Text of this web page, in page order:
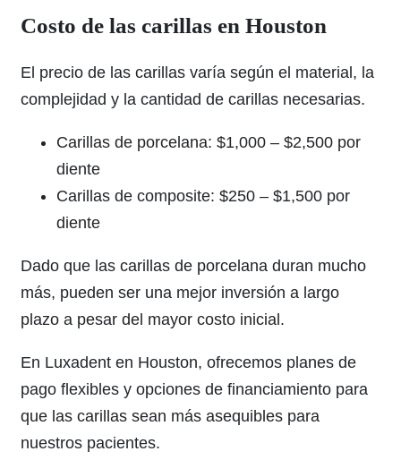
Costo de las carillas en Houston
El precio de las carillas varía según el material, la
complejidad y la cantidad de carillas necesarias.
Carillas de porcelana: $1,000 – $2,500 por
diente
Carillas de composite: $250 – $1,500 por
diente
Dado que las carillas de porcelana duran mucho
más, pueden ser una mejor inversión a largo
plazo a pesar del mayor costo inicial.
En Luxadent en Houston, ofrecemos planes de
pago flexibles y opciones de financiamiento para
que las carillas sean más asequibles para
nuestros pacientes.